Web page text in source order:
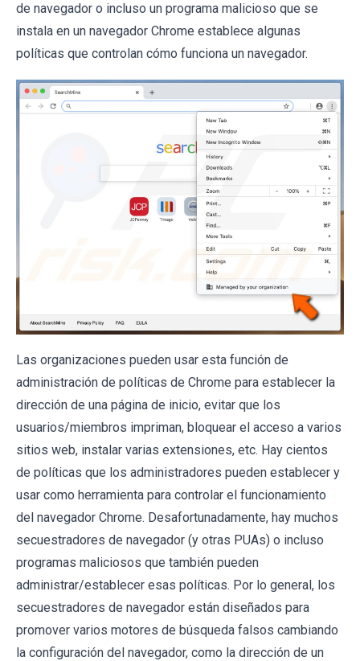
de navegador o incluso un programa malicioso que se
instala en un navegador Chrome establece algunas
políticas que controlan cómo funciona un navegador.
Las organizaciones pueden usar esta función de
administración de políticas de Chrome para establecer la
dirección de una página de inicio, evitar que los
usuarios/miembros impriman, bloquear el acceso a varios
sitios web, instalar varias extensiones, etc. Hay cientos
de políticas que los administradores pueden establecer y
usar como herramienta para controlar el funcionamiento
del navegador Chrome. Desafortunadamente, hay muchos
secuestradores de navegador (y otras PUAs) o incluso
programas maliciosos que también pueden
administrar/establecer esas políticas. Por lo general, los
secuestradores de navegador están diseñados para
promover varios motores de búsqueda falsos cambiando
la configuración del navegador, como la dirección de un